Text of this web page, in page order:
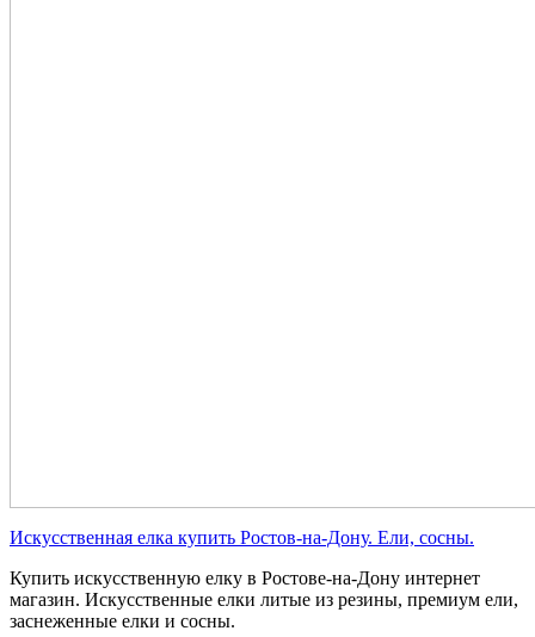
Искусственная елка купить Ростов-на-Дону. Ели, сосны.
Купить искусственную елку в Ростове-на-Дону интернет
магазин. Искусственные елки литые из резины, премиум ели,
заснеженные елки и сосны.